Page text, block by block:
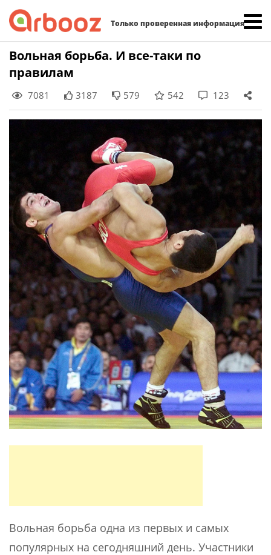
Только проверенная информация
Skip
content
Вольная борьба. И все-таки по
правилам
7081 3187 579 542 123
Вольная борьба одна из первых и самых
популярных на сегодняшний день. Участники
Найти: